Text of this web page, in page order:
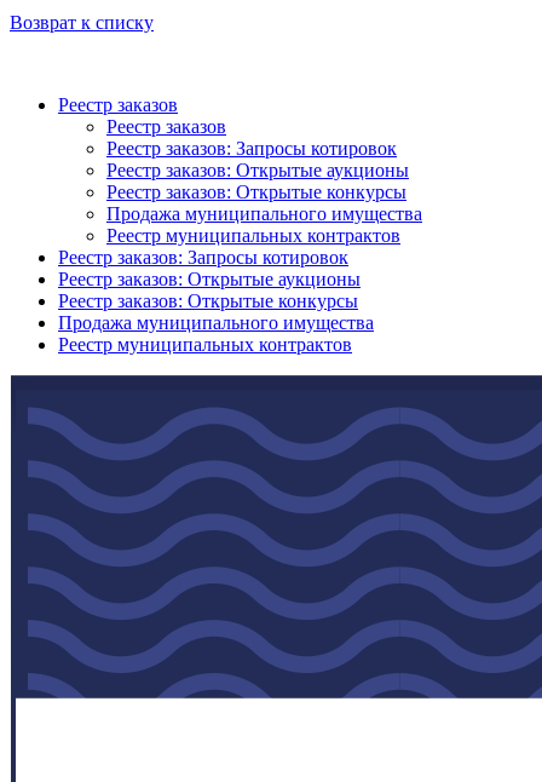
Возврат к списку
Реестр заказов
Реестр заказов
Реестр заказов: Запросы котировок
Реестр заказов: Открытые аукционы
Реестр заказов: Открытые конкурсы
Продажа муниципального имущества
Реестр муниципальных контрактов
Реестр заказов: Запросы котировок
Реестр заказов: Открытые аукционы
Реестр заказов: Открытые конкурсы
Продажа муниципального имущества
Реестр муниципальных контрактов